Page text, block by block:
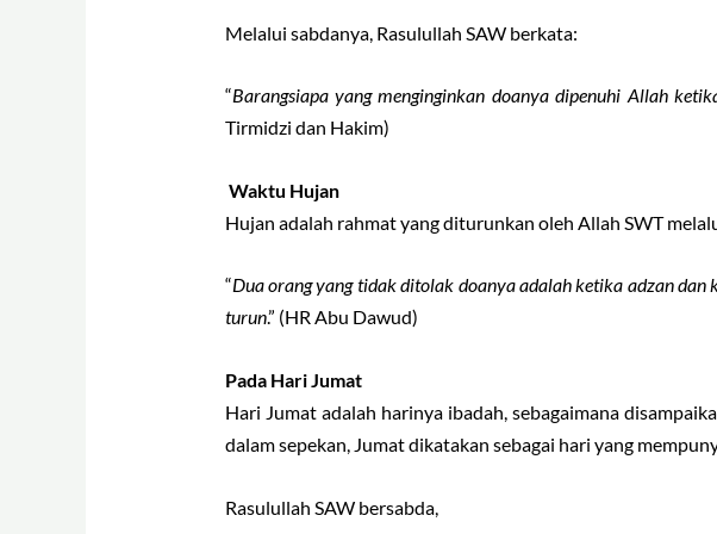
Melalui sabdanya, Rasulullah SAW berkata:
“Barangsiapa yang menginginkan doanya dipenuhi Allah
Tirmidzi dan Hakim)
Waktu Hujan
Hujan adalah rahmat yang diturunkan oleh Allah SWT
“Dua orang yang tidak ditolak doanya adalah ketika adzan
turun.” (HR Abu Dawud)
Pada Hari Jumat
Hari Jumat adalah harinya ibadah, sebagaimana
dalam sepekan, Jumat dikatakan sebagai hari yang
Rasulullah SAW bersabda,